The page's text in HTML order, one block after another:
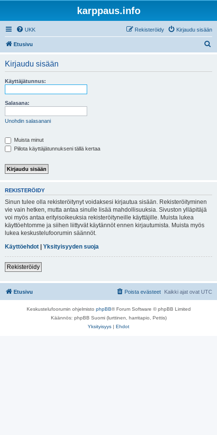
karppaus.info
UKK Kirjaudu sisään
Rekisteröidy
Etusivu
Kirjaudu sisään
Käyttäjätunnus:
Salasana:
Unohdin salasanani
Muista minut
Piilota käyttäjätunnukseni tällä kertaa
REKISTERÖIDY
Sinun tulee olla rekisteröitynyt voidaksesi kirjautua sisään. Rekisteröityminen
vie vain hetken, mutta antaa sinulle lisää mahdollisuuksia. Sivuston ylläpitäjä
voi myös antaa erityisoikeuksia rekisteröityneille käyttäjille. Muista lukea
käyttöehtomme ja siihen liittyvät käytännöt ennen kirjautumista. Muista myös
lukea keskustelufoorumin säännöt.
Käyttöehdot | Yksityisyyden suoja
Rekisteröidy
Etusivu Kaikki ajat ovat UTC
Poista evästeet
Keskustelufoorumin ohjelmisto phpBB® Forum Software © phpBB Limited
Käännös: phpBB Suomi (lurttinen, harritapio, Pettis)
Yksityisyys | Ehdot